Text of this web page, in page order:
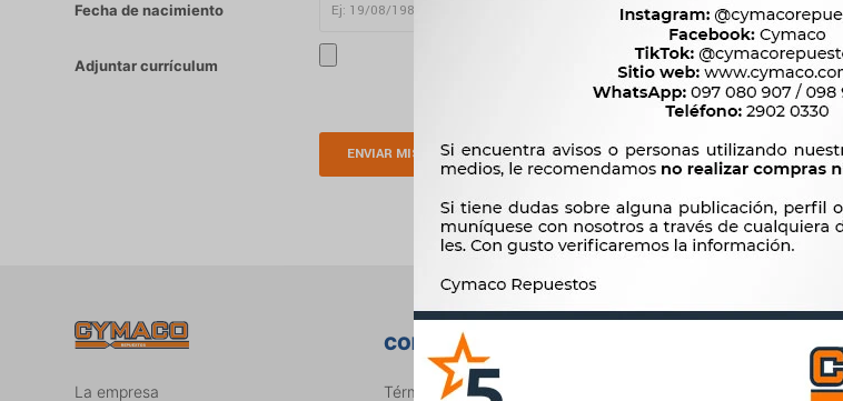
Fecha de nacimiento
Adjuntar currículum
ENVIAR MIS DATOS
La empresa
COMPRA
Términos legales